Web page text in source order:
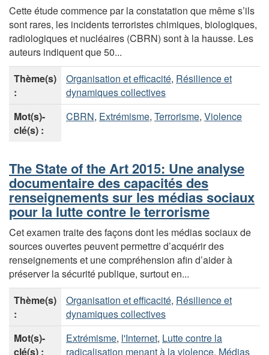
Cette étude commence par la constatation que même s’ils
sont rares, les incidents terroristes chimiques, biologiques,
radiologiques et nucléaires (CBRN) sont à la hausse. Les
auteurs indiquent que 50...
Thème(s)
:
Organisation et efficacité, Résilience et
dynamiques collectives
Mot(s)-
clé(s) :
CBRN, Extrémisme, Terrorisme, Violence
The State of the Art 2015: Une analyse
documentaire des capacités des
renseignements sur les médias sociaux
pour la lutte contre le terrorisme
Cet examen traite des façons dont les médias sociaux de
sources ouvertes peuvent permettre d’acquérir des
renseignements et une compréhension afin d’aider à
préserver la sécurité publique, surtout en...
Thème(s)
:
Organisation et efficacité, Résilience et
dynamiques collectives
Mot(s)-
clé(s) :
Extrémisme, l'Internet, Lutte contre la
radicalisation menant à la violence, Médias